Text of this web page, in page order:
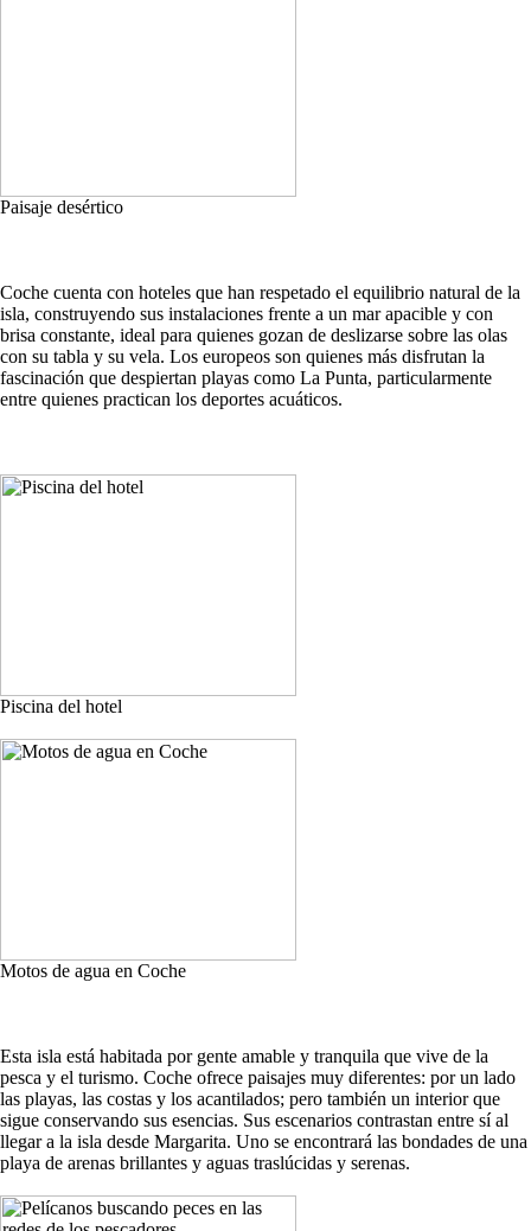
Paisaje desértico
Coche cuenta con hoteles que han respetado el equilibrio natural de la
isla, construyendo sus instalaciones frente a un mar apacible y con
brisa constante, ideal para quienes gozan de deslizarse sobre las olas
con su tabla y su vela. Los europeos son quienes más disfrutan la
fascinación que despiertan playas como La Punta, particularmente
entre quienes practican los deportes acuáticos.
Piscina del hotel
Motos de agua en Coche
Esta isla está habitada por gente amable y tranquila que vive de la
pesca y el turismo. Coche ofrece paisajes muy diferentes: por un lado
las playas, las costas y los acantilados; pero también un interior que
sigue conservando sus esencias. Sus escenarios contrastan entre sí al
llegar a la isla desde Margarita. Uno se encontrará las bondades de una
playa de arenas brillantes y aguas traslúcidas y serenas.